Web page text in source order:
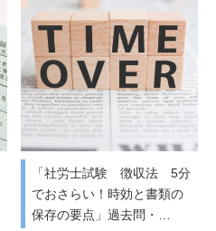
「社労士試験 徴収法 5分
でおさらい！時効と書類の
保存の要点」過去問・…